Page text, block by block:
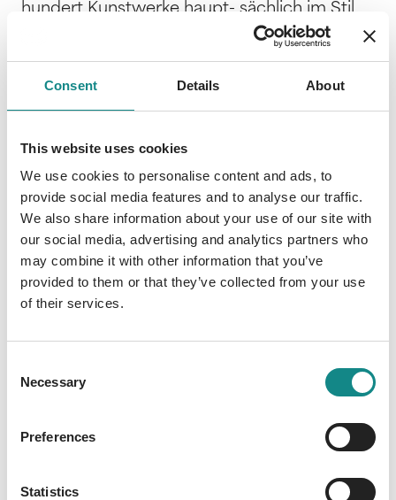
Consent Details About
This website uses cookies
We use cookies to personalise content and ads, to
provide social media features and to analyse our traffic.
We also share information about your use of our site with
our social media, advertising and analytics partners who
may combine it with other information that you’ve
provided to them or that they’ve collected from your use
of their services.
Selection
Necessary
Preferences
Statistics
hundert Kunstwerke haupt- sächlich im Stil
der französischen Impressionisten, stellt ein
riesige Probleme. Warum er glaubt, dass der
hat bis zu jenem Tag im September 1996
weder von Beutekunst, noch vom
Göringschatz konkrete Vorstellungen.
Vielleicht die beste Vorausset- zung, um ein
Abenteuer mitten unter uns, wie es sich kaum
jemand ausdenken könnte, mit jener
Leichtigkeit anzugehen, die gefragt ist, wenn
die Grenzen von Gier, Macht, Moral und